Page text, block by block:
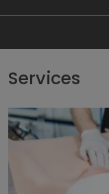
Services